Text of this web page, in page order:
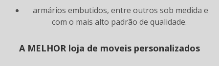
armários embutidos, entre outros sob medida e
com o mais alto padrão de qualidade.
A MELHOR loja de moveis personalizados